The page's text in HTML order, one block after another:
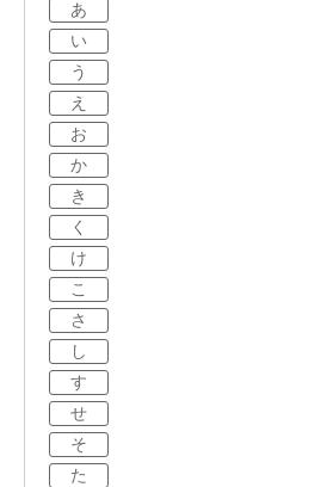
あ
い
う
え
お
か
き
く
け
こ
さ
し
す
せ
そ
た